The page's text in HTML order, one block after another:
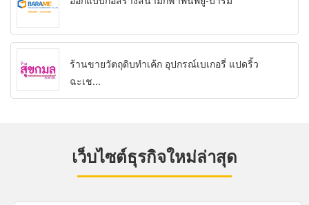
ร้านขายวัตถุดิบทำเค้ก อุปกรณ์เบเกอรี่ แปดริ้ว
ฉะเช...
เว็บไซต์ธุรกิจใหม่ล่าสุด